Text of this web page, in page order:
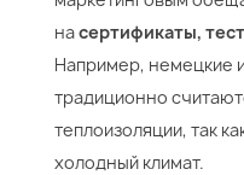
насертификаты,
Например, немецкие
традиционно
теплоизоляции, так
холодный климат.